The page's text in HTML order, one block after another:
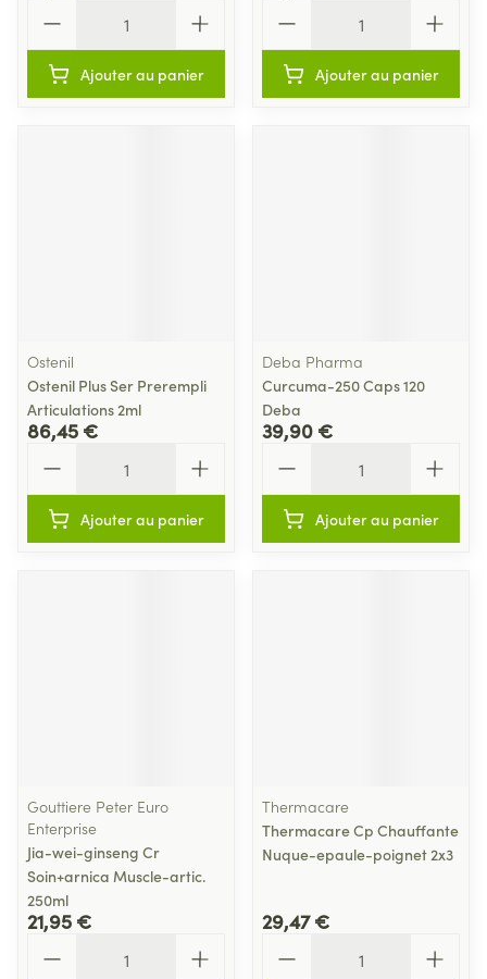
Ajouter au panier Ajouter au panier
Ostenil
Ostenil Plus Ser Prerempli
Articulations 2ml
86,45 €
Ajouter au panier
Deba Pharma
Curcuma-250 Caps 120
Deba
39,90 €
Ajouter au panier
Gouttiere Peter Euro
Enterprise
Jia-wei-ginseng Cr
Soin+arnica Muscle-artic.
250ml
21,95 €
Thermacare
Thermacare Cp Chauffante
Nuque-epaule-poignet 2x3
29,47 €